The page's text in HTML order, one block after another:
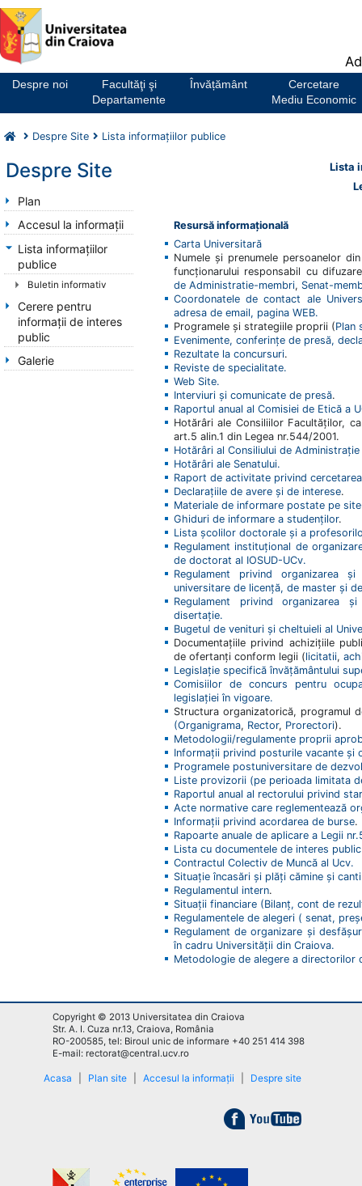
Notă:
Acest
website
un
sistem
accesibilitate.
Despre noi
Facultăţi şi
Departamente
Învățământ
Cercetare
Mediu Economic
Despre Site Lista informațiilor publice
Despre Site
Plan
Accesul la informații
Lista informațiilor
publice
Buletin informativ
Cerere pentru
informații de interes
public
Galerie
Lista
Resursă informațională
Carta Universitară
Numele și prenumele persoanelor
funcționarului responsabil cu
de Administratie-membri, Senat-
Coordonatele de contact ale
adresa de email, pagina WEB.
Programele și strategiile proprii (Plan
Evenimente, conferințe de presă,
Rezultate la concursuri.
Reviste de specialitate.
Web Site.
Interviuri și comunicate de presă.
Raportul anual al Comisiei de Etică a
Hotărâri ale Consiliilor Facultăților,
art.5 alin.1 din Legea nr.544/2001.
Hotărâri al Consiliului de Administrație
Hotărâri ale Senatului.
Raport de activitate privind
Declarațiile de avere și de interese.
Materiale de informare postate pe
Ghiduri de informare a studenților.
Lista școlilor doctorale și a
Regulament instituțional de
de doctorat al IOSUD-UCv.
Regulament privind organizarea
universitare de licență, de master și
Regulament privind organizarea
disertație.
Bugetul de venituri și cheltuieli al
Documentațiile privind achizițiile
de ofertanți conform legii (licitatii,
Legislație specifică învățământului
Comisiilor de concurs pentru
legislației în vigoare.
Structura organizatorică, programul
(Organigrama, Rector, Prorectori).
Metodologii/regulamente proprii
Informații privind posturile vacante și
Programele postuniversitare de
Liste provizorii (pe perioada limitata
Raportul anual al rectorului privind
Acte normative care reglementează
Informații privind acordarea de burse.
Rapoarte anuale de aplicare a Legii
Lista cu documentele de interes public
Contractul Colectiv de Muncă al Ucv.
Situaţie încasări şi plăţi cămine şi
Regulamentul intern.
Situații financiare (Bilanț, cont de
Regulamentele de alegeri ( senat,
Regulament de organizare și
în cadru Universității din Craiova.
Metodologie de alegere a directorilor
Copyright © 2013 Universitatea din Craiova
Str. A. I. Cuza nr.13, Craiova, România
RO-200585, tel: Biroul unic de informare +40 251 414 398
E-mail: rectorat@central.ucv.ro
Acasa Plan site Accesul la informații Despre site